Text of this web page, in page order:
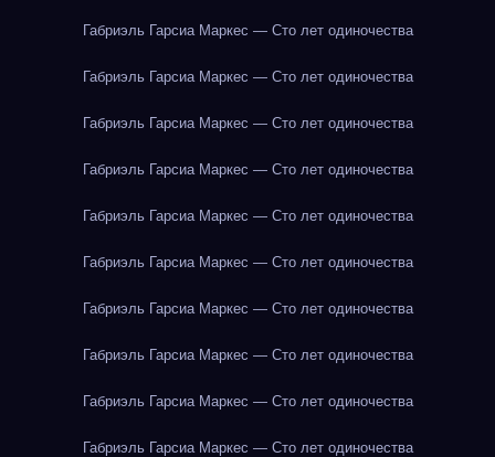
Габриэль Гарсиа Маркес — Сто лет одиночества
Габриэль Гарсиа Маркес — Сто лет одиночества
Габриэль Гарсиа Маркес — Сто лет одиночества
Габриэль Гарсиа Маркес — Сто лет одиночества
Габриэль Гарсиа Маркес — Сто лет одиночества
Габриэль Гарсиа Маркес — Сто лет одиночества
Габриэль Гарсиа Маркес — Сто лет одиночества
Габриэль Гарсиа Маркес — Сто лет одиночества
Габриэль Гарсиа Маркес — Сто лет одиночества
Габриэль Гарсиа Маркес — Сто лет одиночества